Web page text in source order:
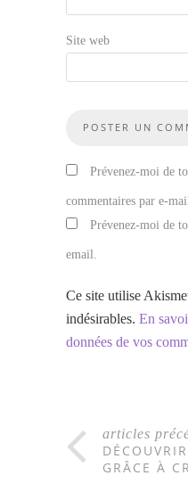
Site web
Prévenez-moi de
commentaires par e-
Prévenez-moi de
email.
Ce site utilise
indésirables. En
données de vos
articles
GRÂCE À